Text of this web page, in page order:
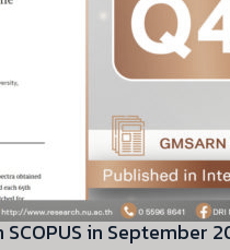
in September